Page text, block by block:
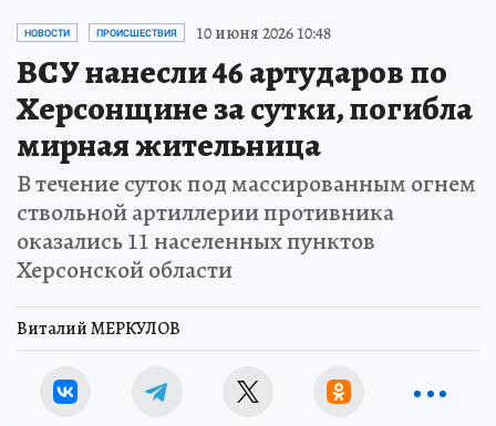
НОВОСТИ ПРОИСШЕСТВИЯ 10 июня 2026 10:48
ВСУ нанесли 46 артударов по
Херсонщине за сутки, погибла
мирная жительница
В течение суток под массированным огнем
ствольной артиллерии противника
оказались 11 населенных пунктов
Херсонской области
Виталий МЕРКУЛОВ